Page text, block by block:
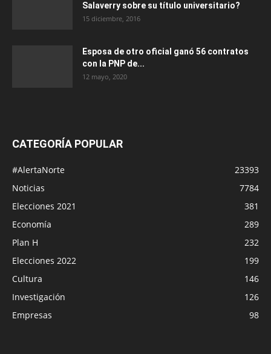
Salaverry sobre su título universitario?
15 diciembre, 2016
Esposa de otro oficial ganó 56 contratos
con la PNP de...
12 mayo, 2020
CATEGORÍA POPULAR
#AlertaNorte
23393
Noticias
7784
Elecciones 2021
381
Economía
289
Plan H
232
Elecciones 2022
199
Cultura
146
Investigación
126
Empresas
98